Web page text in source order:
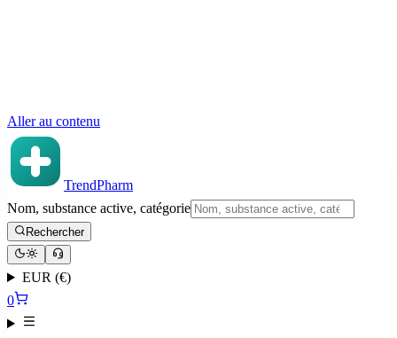
Aller au contenu
TrendPharm
Nom, substance active, catégorie
Rechercher
EUR (€)
0